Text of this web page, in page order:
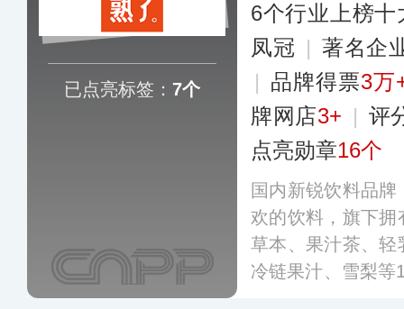
已点亮标签： 7个
6个行业上榜十
凤冠 | 著名企
| 品牌得票3万
牌网店3+ | 评
点亮勋章16个
国内新锐饮料品
欢的饮料，旗下
草本、果汁茶、
冷链果汁、雪梨等